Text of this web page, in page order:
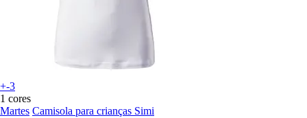
+-3
1 cores
Martes Camisola para crianças Simi